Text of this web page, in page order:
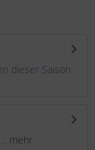
dieser Saison
mehr